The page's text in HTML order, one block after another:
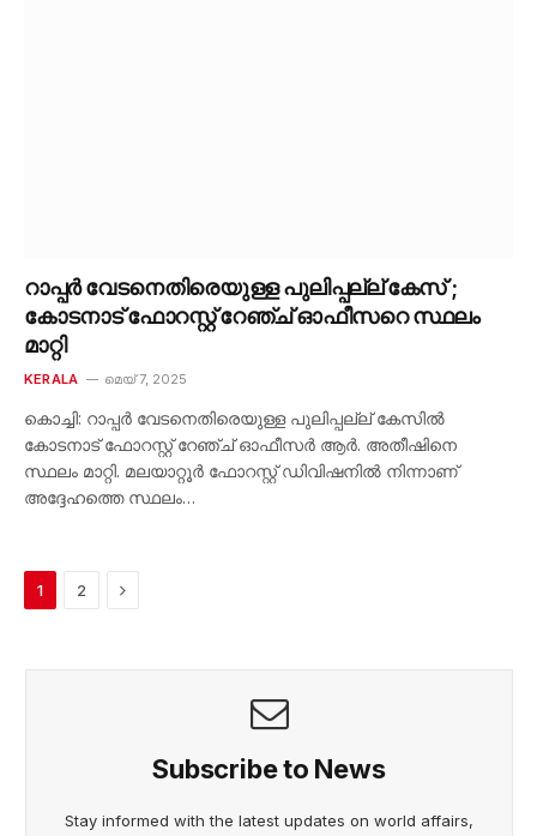
റാപ്പർ വേടനെതിരെയുള്ള പുലിപ്പല്ല് കേസ് ;
കോടനാട് ഫോറസ്റ്റ് റേഞ്ച് ഓഫീസറെ സ്ഥലം
മാറ്റി
KERALA മെയ്‌ 7, 2025
കൊച്ചി: റാപ്പർ വേടനെതിരെയുള്ള പുലിപ്പല്ല് കേസിൽ
കോടനാട് ഫോറസ്റ്റ് റേഞ്ച് ഓഫീസർ ആർ. അതീഷിനെ
സ്ഥലം മാറ്റി. മലയാറ്റൂർ ഫോറസ്റ്റ് ഡിവിഷനിൽ നിന്നാണ്
അദ്ദേഹത്തെ സ്ഥലം…
1 2 Next
Subscribe to News
Stay informed with the latest updates on world affairs,